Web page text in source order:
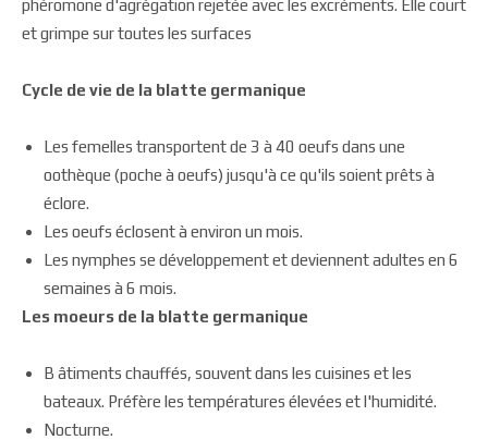
phéromone d'agrégation rejetée avec les excréments. Elle court
et grimpe sur toutes les surfaces
Cycle de vie de la blatte germanique
Les femelles transportent de 3 à 40 oeufs dans une
oothèque (poche à oeufs) jusqu'à ce qu'ils soient prêts à
éclore.
Les oeufs éclosent à environ un mois.
Les nymphes se développement et deviennent adultes en 6
semaines à 6 mois.
Les moeurs de la blatte germanique
B âtiments chauffés, souvent dans les cuisines et les
bateaux. Préfère les températures élevées et l'humidité.
Nocturne.